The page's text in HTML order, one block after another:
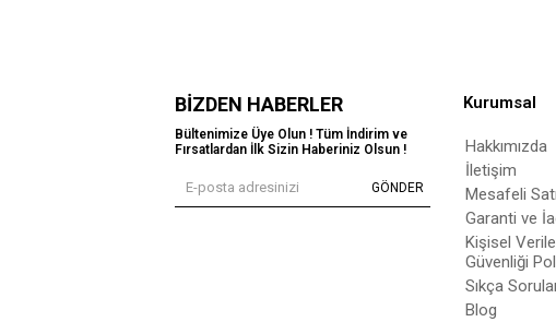
BIZDEN HABERLER
Bültenimize Üye Olun ! Tüm İndirim ve
Fırsatlardan İlk Sizin Haberiniz Olsun !
GÖNDER
Kurumsal
Hakkımızda
İletişim
Mesafeli
Garanti ve
Kişisel
Güvenliği
Sıkça
Blog